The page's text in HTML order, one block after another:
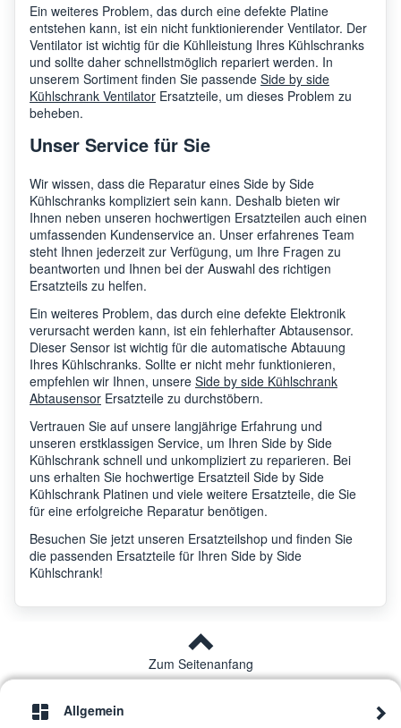
Ein weiteres Problem, das durch eine defekte Platine
entstehen kann, ist ein nicht funktionierender Ventilator. Der
Ventilator ist wichtig für die Kühlleistung Ihres Kühlschranks
und sollte daher schnellstmöglich repariert werden. In
unserem Sortiment finden Sie passende Side by side
Kühlschrank Ventilator Ersatzteile, um dieses Problem zu
beheben.
Unser Service für Sie
Wir wissen, dass die Reparatur eines Side by Side
Kühlschranks kompliziert sein kann. Deshalb bieten wir
Ihnen neben unseren hochwertigen Ersatzteilen auch einen
umfassenden Kundenservice an. Unser erfahrenes Team
steht Ihnen jederzeit zur Verfügung, um Ihre Fragen zu
beantworten und Ihnen bei der Auswahl des richtigen
Ersatzteils zu helfen.
Ein weiteres Problem, das durch eine defekte Elektronik
verursacht werden kann, ist ein fehlerhafter Abtausensor.
Dieser Sensor ist wichtig für die automatische Abtauung
Ihres Kühlschranks. Sollte er nicht mehr funktionieren,
empfehlen wir Ihnen, unsere Side by side Kühlschrank
Abtausensor Ersatzteile zu durchstöbern.
Vertrauen Sie auf unsere langjährige Erfahrung und
unseren erstklassigen Service, um Ihren Side by Side
Kühlschrank schnell und unkompliziert zu reparieren. Bei
uns erhalten Sie hochwertige Ersatzteil Side by Side
Kühlschrank Platinen und viele weitere Ersatzteile, die Sie
für eine erfolgreiche Reparatur benötigen.
Besuchen Sie jetzt unseren Ersatzteilshop und finden Sie
die passenden Ersatzteile für Ihren Side by Side
Kühlschrank!
Zum Seitenanfang
Allgemein